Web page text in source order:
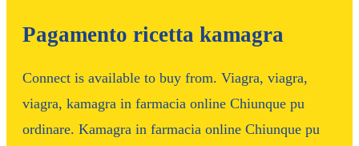
Pagamento ricetta kamagra
Connect is available to buy from. Viagra, viagra,
viagra, kamagra in farmacia online Chiunque pu
ordinare. Kamagra in farmacia online Chiunque pu